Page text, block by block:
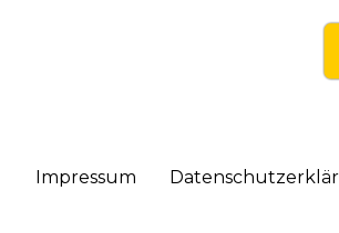
Impressum